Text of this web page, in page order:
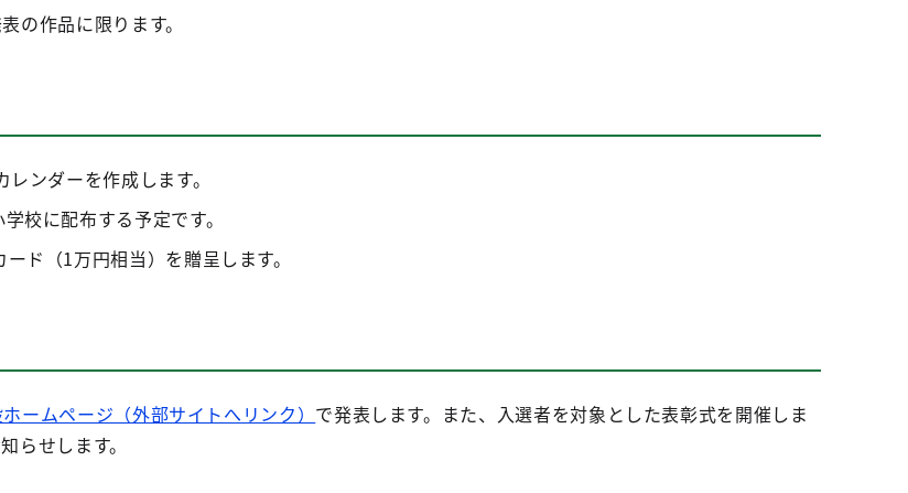
の作品に限ります。
ンダーを作成します。
校に配布する予定です。
ド（1万円相当）を贈呈します。
ームページ（外部サイトへリンク） で発表します。また、入選者を対象とした表彰式を開催しま
らせします。